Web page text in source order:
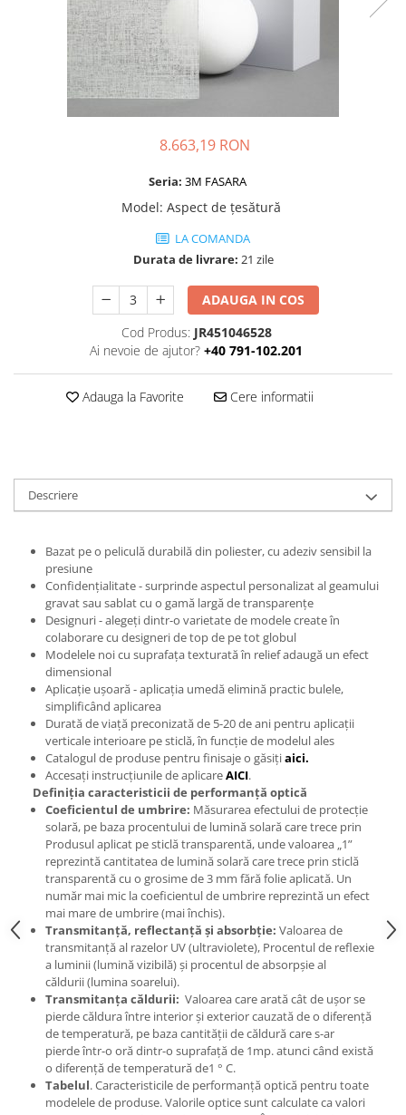
Folie Day/Night
Folie intensificare lumina
Folie difuzie lumina
Folie dual-color
Folie de securitate
Folie reflectorizantă
Decorativ reflectorizantă
Marcaje reflectorizante
Marcaj stradal
Print Digital & Serigrafie
Supralaminare
Monomeric
Cast
Speciale
Folie transfer
Benzi adezive
Benzi antiderapante
Folie termo transfer
Benzi și covoare anti-alunecare
Pâslă pt. raclete
Mănuși aplicare
Raclete cu mâner
Lichide speciale
8.663,19 RON
Seria: 3M FASARA
Model: Aspect de țesătură
LA COMANDA
Durata de livrare: 21 zile
ADAUGA IN COS
Cod Produs: JR451046528
Ai nevoie de ajutor? +40 791-102.201
Adauga la Favorite Cere informatii
Descriere
Bazat pe o peliculă durabilă din poliester, cu adeziv sensibil la
presiune
Confidențialitate - surprinde aspectul personalizat al geamului
gravat sau sablat cu o gamă largă de transparențe
Designuri - alegeți dintr-o varietate de modele create în
colaborare cu designeri de top de pe tot globul
Modelele noi cu suprafața texturată în relief adaugă un efect
dimensional
Aplicație ușoară - aplicația umedă elimină practic bulele,
simplificând aplicarea
Durată de viață preconizată de 5-20 de ani pentru aplicații
verticale interioare pe sticlă, în funcție de modelul ales
Catalogul de produse pentru finisaje o găsițiaici.
Accesați instrucțiunile de aplicareAICI.
Definiția caracteristicii de performanță optică
Coeficientul de umbrire: Măsurarea efectului de protecție
solară, pe baza procentului de lumină solară care trece prin
Produsul aplicat pe sticlă transparentă, unde valoarea „1”
reprezintă cantitatea de lumină solară care trece prin sticlă
transparentă cu o grosime de 3 mm fără folie aplicată. Un
număr mai mic la coeficientul de umbrire reprezintă un efect
mai mare de umbrire (mai închis).
Transmitanță, reflectanță și absorbție: Valoarea de
transmitanță al razelor UV (ultraviolete), Procentul de reflexie
a luminii (lumină vizibilă) și procentul de absorpșie al
căldurii (lumina soarelui).
Transmitanța căldurii: Valoarea care arată cât de ușor se
pierde căldura între interior și exterior cauzată de o diferență
de temperatură, pe baza cantității de căldură care s-ar
pierde într-o oră dintr-o suprafață de 1mp. atunci când există
o diferență de temperatură de1 ° C.
Tabelul. Caracteristicile de performanță optică pentru toate
modelele de produse. Valorile optice sunt calculate ca valori